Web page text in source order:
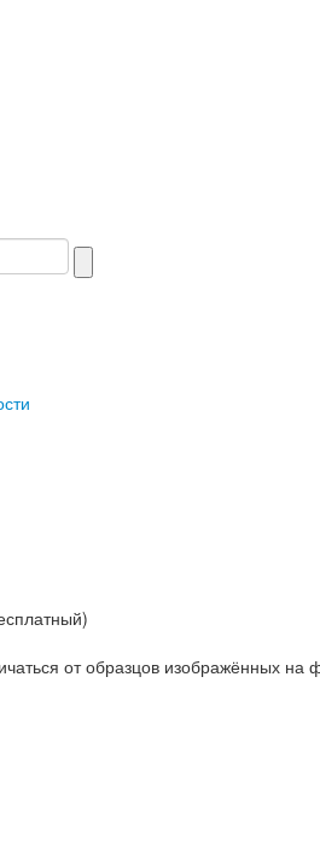
от образцов изображённых на